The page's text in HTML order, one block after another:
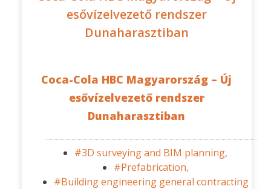
esővízelvezető rendszer
Dunaharasztiban
Coca-Cola HBC Magyarország – Új
esővízelvezető rendszer
Dunaharasztiban
#3D surveying and BIM planning,
#Prefabrication,
#Building engineering general contracting